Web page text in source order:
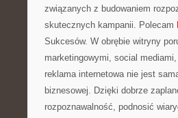
związanych z budowaniem
skutecznych kampanii. Polecam
Sukcesów. W obrębie witryny
marketingowymi, social
reklama internetowa nie jest
biznesowej. Dzięki dobrze
rozpoznawalność, podnosić